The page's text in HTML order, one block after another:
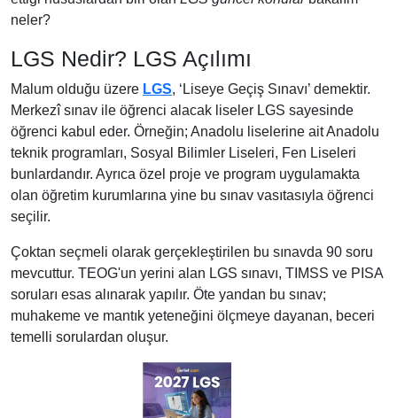
neler?
LGS Nedir? LGS Açılımı
Malum olduğu üzere LGS, ‘Liseye Geçiş Sınavı’ demektir.
Merkezî sınav ile öğrenci alacak liseler LGS sayesinde
öğrenci kabul eder. Örneğin; Anadolu liselerine ait Anadolu
teknik programları, Sosyal Bilimler Liseleri, Fen Liseleri
bunlardandır. Ayrıca özel proje ve program uygulamakta
olan öğretim kurumlarına yine bu sınav vasıtasıyla öğrenci
seçilir.
Çoktan seçmeli olarak gerçekleştirilen bu sınavda 90 soru
mevcuttur. TEOG'un yerini alan LGS sınavı, TIMSS ve PISA
soruları esas alınarak yapılır. Öte yandan bu sınav;
muhakeme ve mantık yeteneğini ölçmeye dayanan, beceri
temelli sorulardan oluşur.